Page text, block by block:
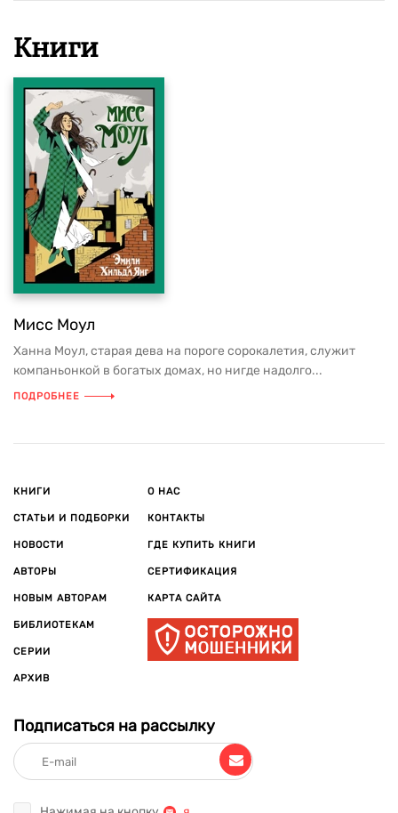
Книги
Мисс Моул
Ханна Моул, старая дева на пороге сорокалетия, служит
компаньонкой в богатых домах, но нигде надолго...
ПОДРОБНЕЕ
КНИГИ
СТАТЬИ И ПОДБОРКИ
НОВОСТИ
АВТОРЫ
НОВЫМ АВТОРАМ
БИБЛИОТЕКАМ
СЕРИИ
АРХИВ
О НАС
КОНТАКТЫ
ГДЕ КУПИТЬ КНИГИ
СЕРТИФИКАЦИЯ
КАРТА САЙТА
Подписаться на рассылку